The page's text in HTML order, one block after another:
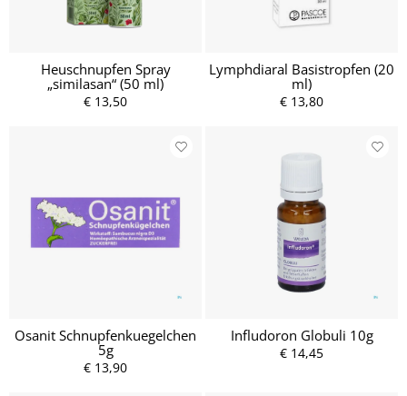
Heuschnupfen Spray
„similasan“ (50 ml)
€ 13,50
Lymphdiaral Basistropfen (20
ml)
€ 13,80
Osanit Schnupfenkuegelchen
5g
€ 13,90
Infludoron Globuli 10g
€ 14,45